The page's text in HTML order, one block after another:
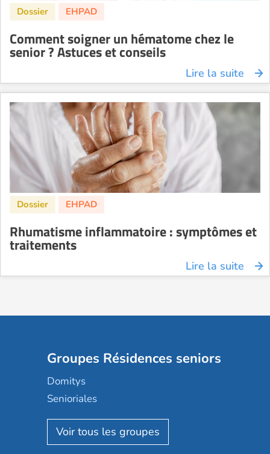
Comment soigner un hématome chez le
senior ? Astuces et conseils
Lire la suite
Rhumatisme inflammatoire : symptômes et
traitements
Lire la suite
Groupes Résidences seniors
Domitys
Senioriales
Nohée
Les Résidentiels